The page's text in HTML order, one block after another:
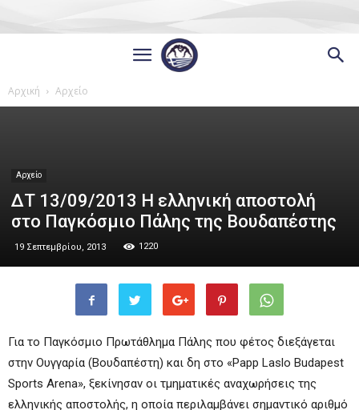
Αρχική Αρχείο
Αρχείο
ΔΤ 13/09/2013 Η ελληνική αποστολή
στο Παγκόσμιο Πάλης της Βουδαπέστης
19 Σεπτεμβρίου, 2013 1220
Για το Παγκόσμιο Πρωτάθλημα Πάλης που φέτος διεξάγεται
στην Ουγγαρία (Βουδαπέστη) και δη στο «Papp Laslo Budapest
Sports Arena», ξεκίνησαν οι τμηματικές αναχωρήσεις της
ελληνικής αποστολής, η οποία περιλαμβάνει σημαντικό αριθμό